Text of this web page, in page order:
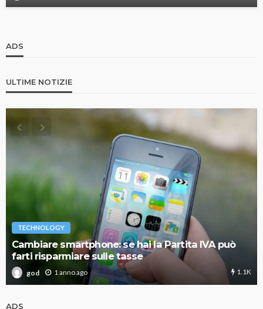
ADS
ULTIME NOTIZIE
TECHNOLOGY
Cambiare smartphone: se hai la Partita IVA può
farti risparmiare sulle tasse
god 1 anno ago 1.1K
ADS